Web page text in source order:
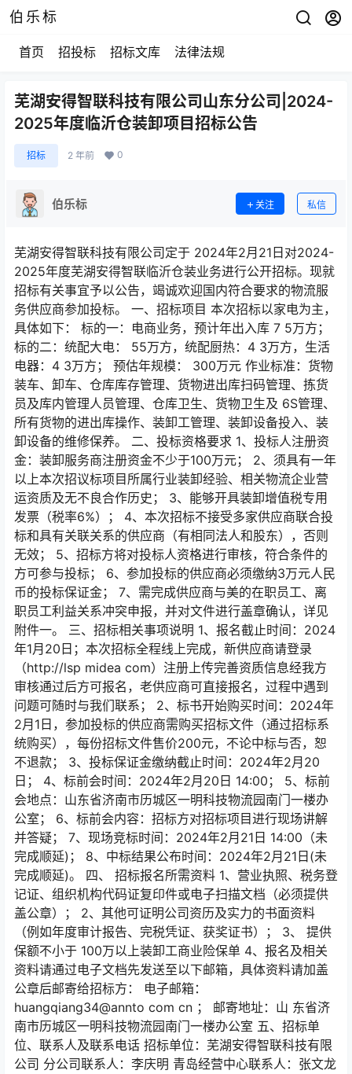
伯乐标
首页 招投标 招标文库 法律法规
芜湖安得智联科技有限公司山东分公司|2024-
2025年度临沂仓装卸项目招标公告
招标 2 年前 0
伯乐标 关注 私信
芜湖安得智联科技有限公司定于 2024年2月21日对2024-
2025年度芜湖安得智联临沂仓装业务进行公开招标。现就
招标有关事宜予以公告，竭诚欢迎国内符合要求的物流服
务供应商参加投标。 一、招标项目 本次招标以家电为主，
具体如下： 标的一：电商业务，预计年出入库 7 5万方；
标的二：统配大电： 55万方，统配厨热：4 3万方，生活
电器：4 3万方； 预估年规模： 300万元 作业标准：货物
装车、卸车、仓库库存管理、货物进出库扫码管理、拣货
员及库内管理人员管理、仓库卫生、货物卫生及 6S管理、
所有货物的进出库操作、装卸工管理、装卸设备投入、装
卸设备的维修保养。 二、投标资格要求 1、投标人注册资
金：装卸服务商注册资金不少于100万元； 2、须具有一年
以上本次招议标项目所属行业装卸经验、相关物流企业营
运资质及无不良合作历史； 3、能够开具装卸增值税专用
发票（税率6%）； 4、本次招标不接受多家供应商联合投
标和具有关联关系的供应商（有相同法人和股东），否则
无效； 5、招标方将对投标人资格进行审核，符合条件的
方可参与投标； 6、参加投标的供应商必须缴纳3万元人民
币的投标保证金； 7、需完成供应商与美的在职员工、离
职员工利益关系冲突申报，并对文件进行盖章确认，详见
附件一。 三、招标相关事项说明 1、报名截止时间：2024
年1月20日；本次招标全程线上完成，新供应商请登录
（http://lsp midea com）注册上传完善资质信息经我方
审核通过后方可报名，老供应商可直接报名，过程中遇到
问题可随时与我们联系； 2、标书开始购买时间：2024年
2月1日，参加投标的供应商需购买招标文件（通过招标系
统购买），每份招标文件售价200元，不论中标与否，恕
不退款； 3、投标保证金缴纳截止时间：2024年2月20
日； 4、标前会时间：2024年2月20日 14:00； 5、标前
会地点：山东省济南市历城区一明科技物流园南门一楼办
公室； 6、标前会内容：招标方对招标项目进行现场讲解
并答疑； 7、现场竞标时间：2024年2月21日 14:00（未
完成顺延)； 8、中标结果公布时间：2024年2月21日(未
完成顺延)。 四、 招标报名所需资料 1、营业执照、税务登
记证、组织机构代码证复印件或电子扫描文档（必须提供
盖公章）； 2、其他可证明公司资历及实力的书面资料
（例如年度审计报告、完税凭证、获奖证书）； 3、 提供
保额不小于 100万以上装卸工商业险保单 4、报名及相关
资料请通过电子文档先发送至以下邮箱，具体资料请加盖
公章后邮寄给招标方： 电子邮箱：
huangqiang34@annto com cn ； 邮寄地址：山 东省济
南市历城区一明科技物流园南门一楼办公室 五、招标单
位、联系人及联系电话 招标单位：芜湖安得智联科技有限
公司 分公司联系人：李庆明 青岛经营中心联系人：张文龙